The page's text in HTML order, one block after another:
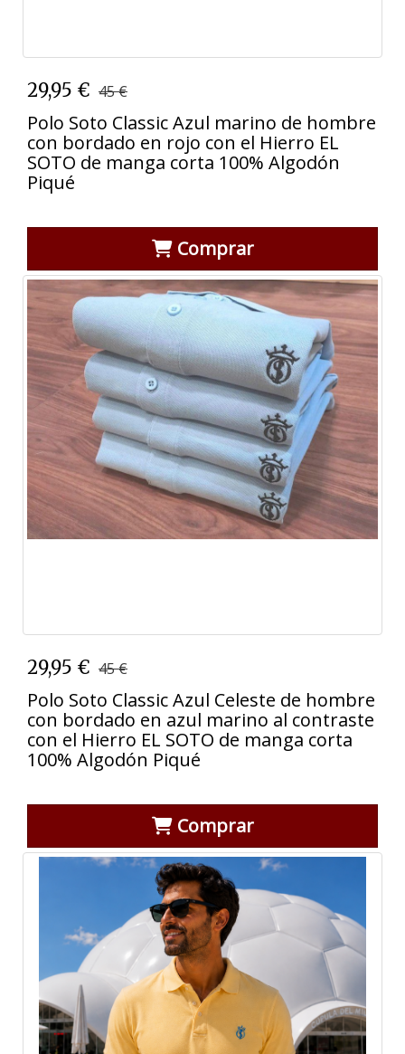
29,95 € 45 €
Polo Soto Classic Azul marino de hombre
con bordado en rojo con el Hierro EL
SOTO de manga corta 100% Algodón
Piqué
Comprar
29,95 € 45 €
Polo Soto Classic Azul Celeste de hombre
con bordado en azul marino al contraste
con el Hierro EL SOTO de manga corta
100% Algodón Piqué
Comprar